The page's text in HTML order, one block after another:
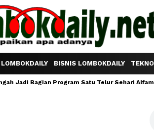
BISNIS LOMBOKDAILY
Jadi Bagian Program Satu Telur Sehari